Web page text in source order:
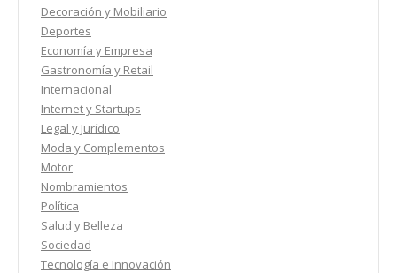
Decoración y Mobiliario
Deportes
Economía y Empresa
Gastronomía y Retail
Internacional
Internet y Startups
Legal y Jurídico
Moda y Complementos
Motor
Nombramientos
Política
Salud y Belleza
Sociedad
Tecnología e Innovación